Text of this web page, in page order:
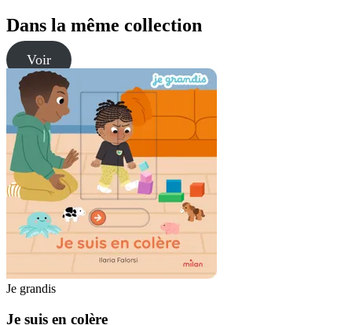
Dans la même collection
Voir
Je grandis
Je suis en colère